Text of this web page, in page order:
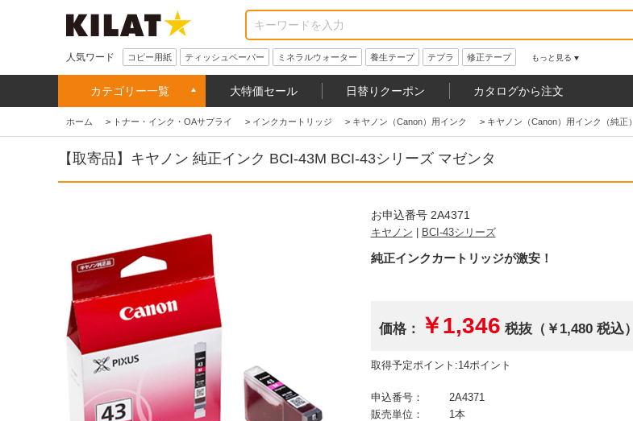
人気ワード コピー用紙 ティッシュペーパー ミネラルウォーター 養生テープ テプラ 修正テープ もっと見る
カテゴリー一覧 大特価セール 日替りクーポン カタログから注文
ホーム > トナー・インク・OAサプライ > インクカートリッジ > キヤノン（Canon）用インク > キヤノン（Canon）用インク（純正）
【取寄品】キヤノン 純正インク BCI-43M BCI-43シリーズ マゼンタ
お申込番号 2A4371
キヤノン BCI-43シリーズ
純正インクカートリッジが激安！
価格： ￥1,346 税抜（￥1,480 税込）
取得予定ポイント:14ポイント
申込番号：
2A4371
販売単位：
1本